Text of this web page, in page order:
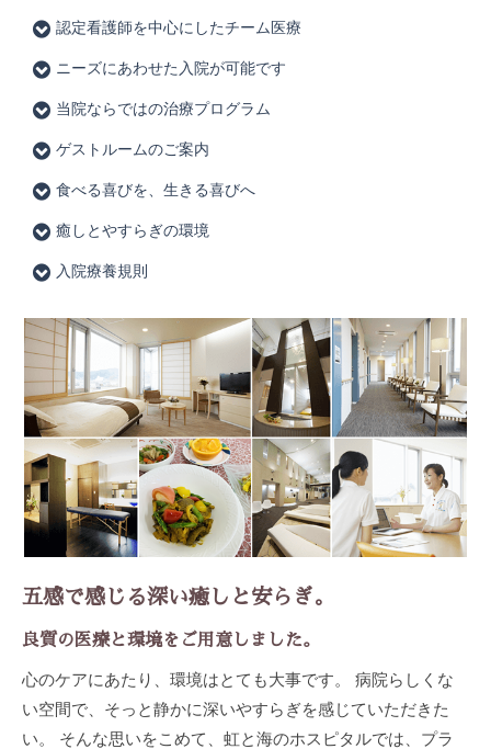
認定看護師を中心にしたチーム医療
ニーズにあわせた入院が可能です
当院ならではの治療プログラム
ゲストルームのご案内
食べる喜びを、生きる喜びへ
癒しとやすらぎの環境
入院療養規則
五感で感じる深い癒しと安らぎ。
良質の医療と環境をご用意しました。
心のケアにあたり、環境はとても大事です。 病院らしくな
い空間で、そっと静かに深いやすらぎを感じていただきた
い。 そんな思いをこめて、虹と海のホスピタルでは、プラ